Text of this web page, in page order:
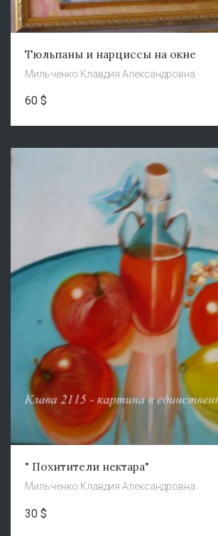
Тюльпаны и нарциссы на окне
Мильченко Клавдия Александровна
60 $
" Похитители нектара"
Мильченко Клавдия Александровна
30 $